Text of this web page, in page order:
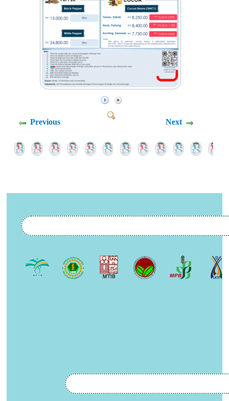
Previous Next